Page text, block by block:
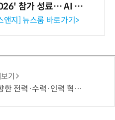
참가 성료… AI 전
기 아우르는 통합 솔루
앤지] 뉴스룸 바로가기>
기
혁신 시동…'충남 3력 혁신 TF 회의 첫 개최